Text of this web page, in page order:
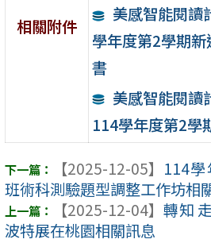
相關附件
美感智能閱讀
學年度第2學期
書
美感智能閱讀
114學年度第2學
【2025-12-05】 114
班術科測驗題型調整工作坊相
【2025-12-04】 轉知
波特展在桃園相關訊息